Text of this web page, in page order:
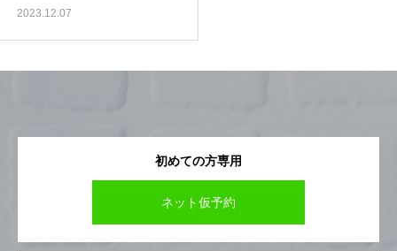
2023.12.07
初めての方専用
ネット仮予約